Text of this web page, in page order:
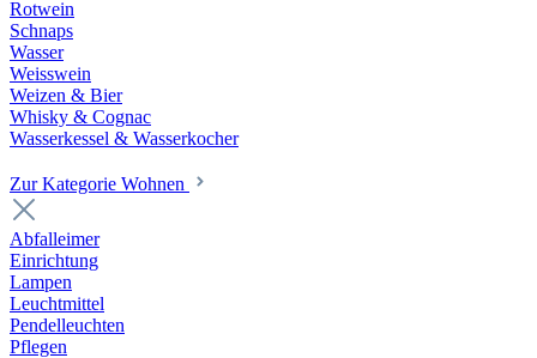
Rotwein
Schnaps
Wasser
Weisswein
Weizen & Bier
Whisky & Cognac
Wasserkessel & Wasserkocher
Zur Kategorie Wohnen
Abfalleimer
Einrichtung
Lampen
Leuchtmittel
Pendelleuchten
Pflegen